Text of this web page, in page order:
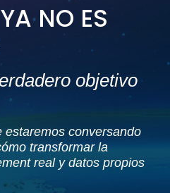
NO ES
objetivo
estaremos conversando
transformar la
real y datos propios